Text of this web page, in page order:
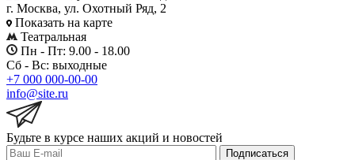
г. Москва, ул. Охотный Ряд, 2
Показать на карте
Театральная
Пн - Пт: 9.00 - 18.00
Сб - Вс: выходные
+7 000 000-00-00
info@site.ru
Будьте в курсе наших акций и новостей
Подписаться